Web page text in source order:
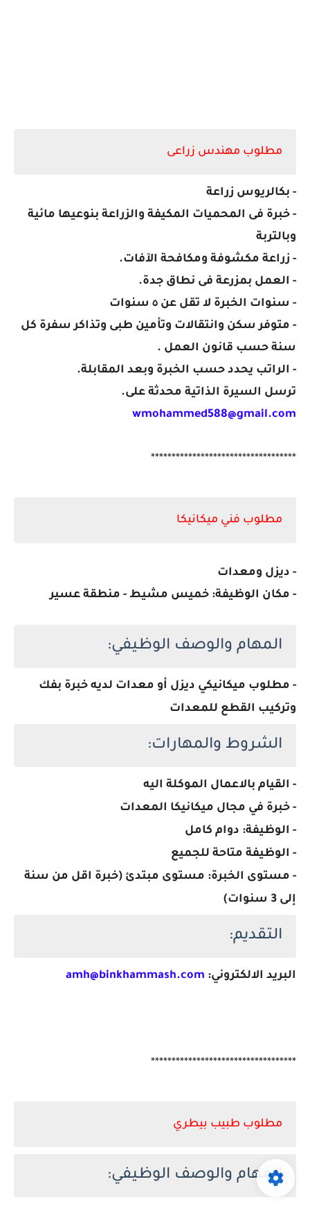
مطلوب مهندس زراعى
- بكالريوس زراعة
- خبرة فى المحميات المكيفة والزراعة بنوعيها مائية
وبالتربة
- زراعة مكشوفة ومكافحة الآفات.
- العمل بمزرعة فى نطاق جدة.
- سنوات الخبرة لا تقل عن ٥ سنوات
- متوفر سكن وانتقالات وتأمين طبى وتذاكر سفرة كل
سنة حسب قانون العمل .
- الراتب يحدد حسب الخبرة وبعد المقابلة.
ترسل السيرة الذاتية محدثة على.
wmohammed588@gmail.com
***********************************
مطلوب فني ميكانيكا
- ديزل ومعدات
- مكان الوظيفة: خميس مشيط - منطقة عسير
المهام والوصف الوظيفي:
- مطلوب ميكانيكي ديزل أو معدات لديه خبرة بفك
وتركيب القطع للمعدات
الشروط والمهارات:
- القيام بالاعمال الموكلة اليه
- خبرة في مجال ميكانيكا المعدات
- الوظيفة: دوام كامل
- الوظيفة متاحة للجميع
- مستوى الخبرة: مستوى مبتدئ (خبرة اقل من سنة
إلى 3 سنوات)
التقديم:
البريد الالكتروني: amh@binkhammash.com
***********************************
مطلوب طبيب بيطري
المهام والوصف الوظيفي: